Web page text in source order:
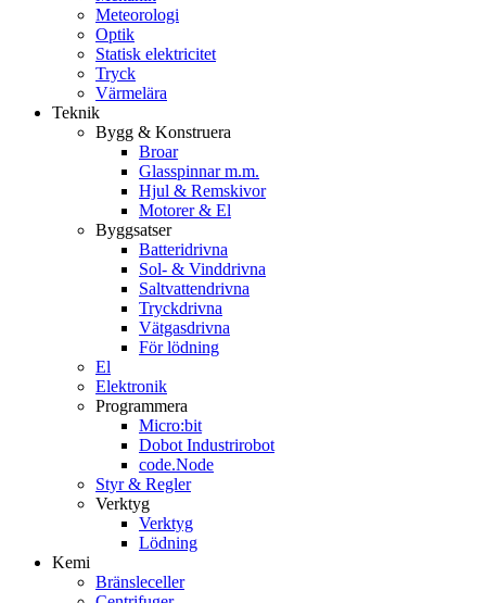
Meteorologi
Optik
Statisk elektricitet
Tryck
Värmelära
Teknik
Bygg & Konstruera
Broar
Glasspinnar m.m.
Hjul & Remskivor
Motorer & El
Byggsatser
Batteridrivna
Sol- & Vinddrivna
Saltvattendrivna
Tryckdrivna
Vätgasdrivna
För lödning
El
Elektronik
Programmera
Micro:bit
Dobot Industrirobot
code.Node
Styr & Regler
Verktyg
Verktyg
Lödning
Kemi
Bränsleceller